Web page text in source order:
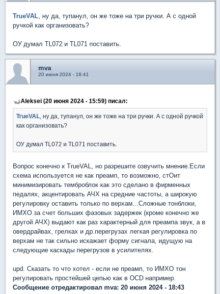
TrueVAL , ну да, тупанул, он же тоже на три ручки. А с одной
ручкой как организовать?
ОУ думал TL072 и TL071 поставить.
mva
20 июня 2024 - 18:41
Aleksei (20 июня 2024 - 15:59) писал:
TrueVAL , ну да, тупанул, он же тоже на три ручки. А с одной ручкой
как организовать?
ОУ думал TL072 и TL071 поставить.
Вопрос конечно к TrueVAL, но разрешите озвучить мнение.Если
схема используется не как преамп, то возможно, стОит
минимизировать темброблок как это сделано в фирменных
педалях, акцентировать АЧХ на средние частоты, а широкую
регулировку оставить только по верхам...Сложные тонблоки,
ИМХО за счет больших фазовых задержек (кроме конечно же
другой АЧХ) выдают как раз характерный для преампа звук, а в
овердрайвах, грелках и др.перегрузах легкая регулировка по
верхам не так сильно искажает форму сигнала, идущую на
следующие каскады перегрузов в усилителях.
upd. Сказать то что хотел - если не преамп, то ИМХО тон
регулировать простейшей цепью как в OCD например.
Сообщение отредактировал mva: 20 июня 2024 - 18:43